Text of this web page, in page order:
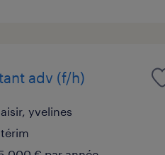
adv (f/h)
yvelines